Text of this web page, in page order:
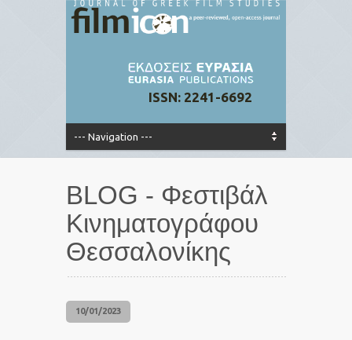
ISSN: 2241-6692
BLOG - Φεστιβάλ
Κινηματογράφου
Θεσσαλονίκης
10/01/2023